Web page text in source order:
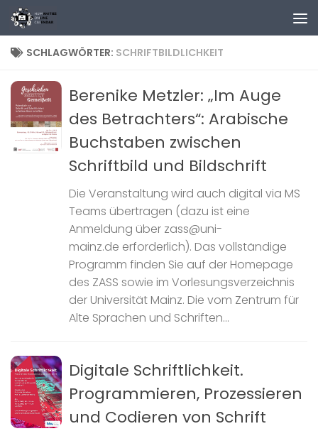
Zum Inhalt springen
SCHLAGWÖRTER: SCHRIFTBILDLICHKEIT
Berenike Metzler: „Im Auge
des Betrachters“: Arabische
Buchstaben zwischen
Schriftbild und Bildschrift
Die Veranstaltung wird auch digital via MS
Teams übertragen (dazu ist eine
Anmeldung über zass@uni-
mainz.de erforderlich). Das vollständige
Programm finden Sie auf der Homepage
des ZASS sowie im Vorlesungsverzeichnis
der Universität Mainz. Die vom Zentrum für
Alte Sprachen und Schriften...
Digitale Schriftlichkeit.
Programmieren, Prozessieren
und Codieren von Schrift